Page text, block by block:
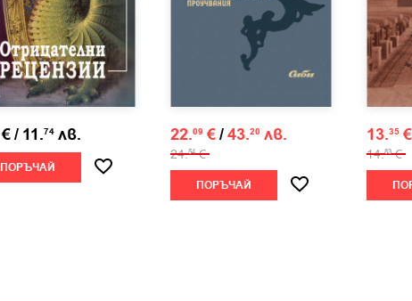
€/ 11.74 лв.
ПОРЪЧАЙ
22.09 €/43.20 лв.
24.54 €
ПОРЪЧАЙ
13.35 €
14.83 €